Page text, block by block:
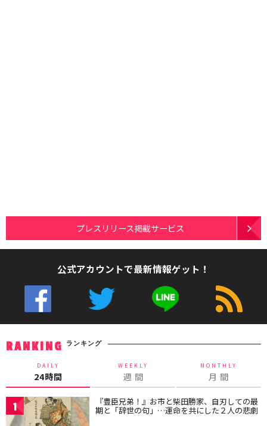
プレスリリース掲載サービス
公式アカウントで最新情報ゲット！
RANKING ランキング
DAILY
24時間
WEEKLY
週 間
MONTHLY
月 間
1 『豊臣兄弟！』お市と柴田勝家、自刃しての最
期と「辞世の句」…運命を共にした２人の悲劇